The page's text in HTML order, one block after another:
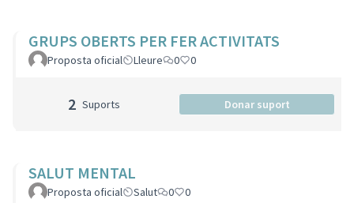
GRUPS OBERTS PER FER ACTIVITATS
Proposta oficial Lleure 0 0
2 Suports Donar suport
SALUT MENTAL
Proposta oficial Salut 0 0